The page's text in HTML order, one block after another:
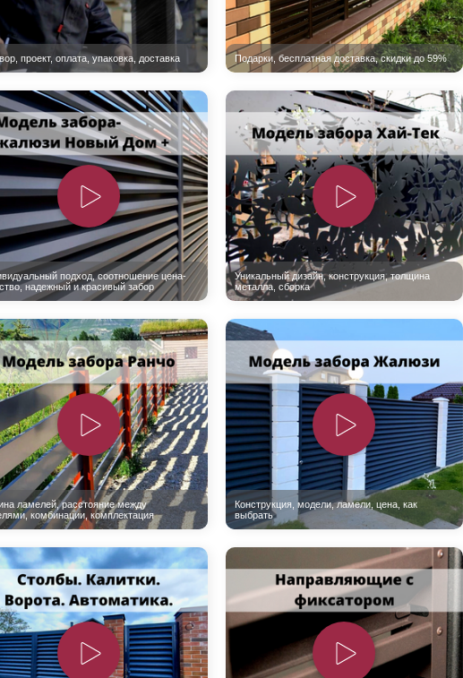
ВЫБОР ПО СПОСОБУ МОНТАЖА
Заборы под ключ
Готовые заборы
Комплекты заборов-лего "сделай сам"
Быстровозводимые заборы